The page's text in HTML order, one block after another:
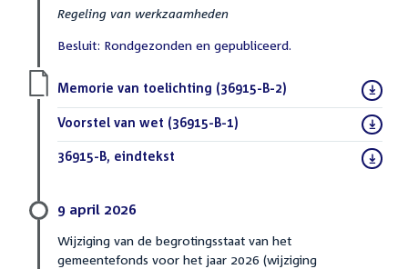
Regeling van werkzaamheden
Besluit: Rondgezonden en gepubliceerd.
Download
Memorie van toelichting (36915-B-2)
Download
bestand:
Voorstel van wet (36915-B-1)
Download
36915-B, eindtekst
9 april 2026
Wijziging van de begrotingsstaat van het
gemeentefonds voor het jaar 2026 (wijziging